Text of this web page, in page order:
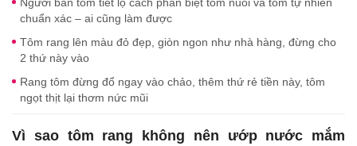
chuẩn xác – ai cũng làm được
Tôm rang lên màu đỏ đẹp, giòn ngon như nhà hàng, đừng cho
2 thứ này vào
Rang tôm đừng đổ ngay vào chảo, thêm thứ rẻ tiền này, tôm
ngọt thịt lại thơm nức mũi
Vì sao tôm rang không nên ướp nước mắm